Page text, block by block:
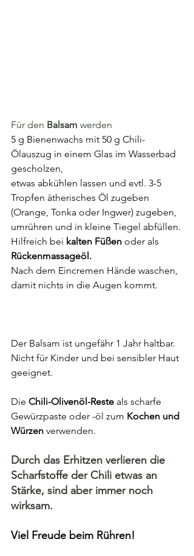
Für den Balsam werden
5 g Bienenwachs mit 50 g Chili-
Ölauszug in einem Glas im Wasserbad
gescholzen,
etwas abkühlen lassen und evtl. 3-5
Tropfen ätherisches Öl zugeben
(Orange, Tonka oder Ingwer) zugeben,
umrühren und in kleine Tiegel abfüllen.
Hilfreich bei kalten Füßen oder als
Rückenmassageöl.
Nach dem Eincremen Hände waschen,
damit nichts in die Augen kommt.
Der Balsam ist ungefähr 1 Jahr haltbar.
Nicht für Kinder und bei sensibler Haut
geeignet.
Die Chili-Olivenöl-Reste als scharfe
Gewürzpaste oder -öl zum Kochen und
Würzen verwenden.
Durch das Erhitzen verlieren die
Scharfstoffe der Chili etwas an
Stärke, sind aber immer noch
wirksam.
Viel Freude beim Rühren!